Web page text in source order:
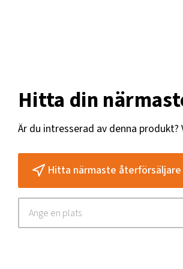
Hitta din
Är du intresserad av denna
Hitta närmaste återförsäljare